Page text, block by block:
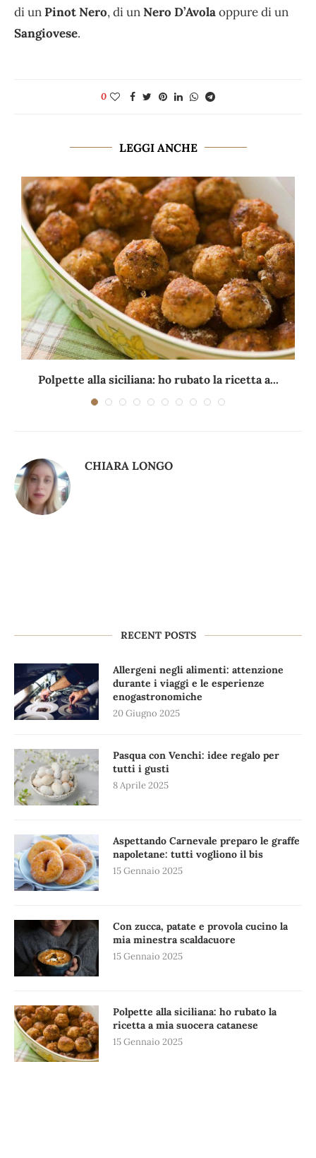
di unPinot Nero, di unNero D’Avolaoppure di un
Sangiovese.
0
LEGGI ANCHE
Polpette alla siciliana: ho rubato la ricetta a...
CHIARA LONGO
RECENT POSTS
Allergeni negli alimenti: attenzione
durante i viaggi e le esperienze
enogastronomiche
20 Giugno 2025
Pasqua con Venchi: idee regalo per
tutti i gusti
8 Aprile 2025
Aspettando Carnevale preparo le graffe
napoletane: tutti vogliono il bis
15 Gennaio 2025
Con zucca, patate e provola cucino la
mia minestra scaldacuore
15 Gennaio 2025
Polpette alla siciliana: ho rubato la
ricetta a mia suocera catanese
15 Gennaio 2025